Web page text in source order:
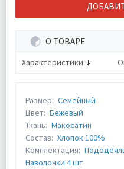
О ТОВАРЕ
Характеристики
Размер: Семейный
Цвет: Бежевый
Ткань: Макосатин
Состав: Хлопок 100%
Комплектация:
Наволочки 4 шт